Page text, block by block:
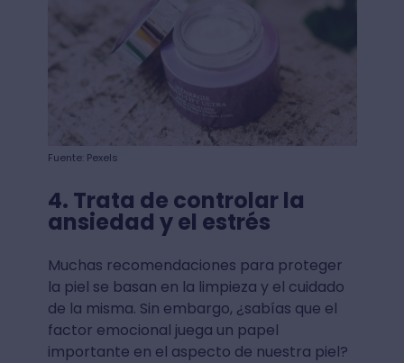
Fuente: Pexels
4. Trata de controlar la
ansiedad y el estrés
Muchas recomendaciones para proteger
la piel se basan en la limpieza y el cuidado
de la misma. Sin embargo, ¿sabías que el
factor emocional juega un papel
importante en el aspecto de nuestra piel?